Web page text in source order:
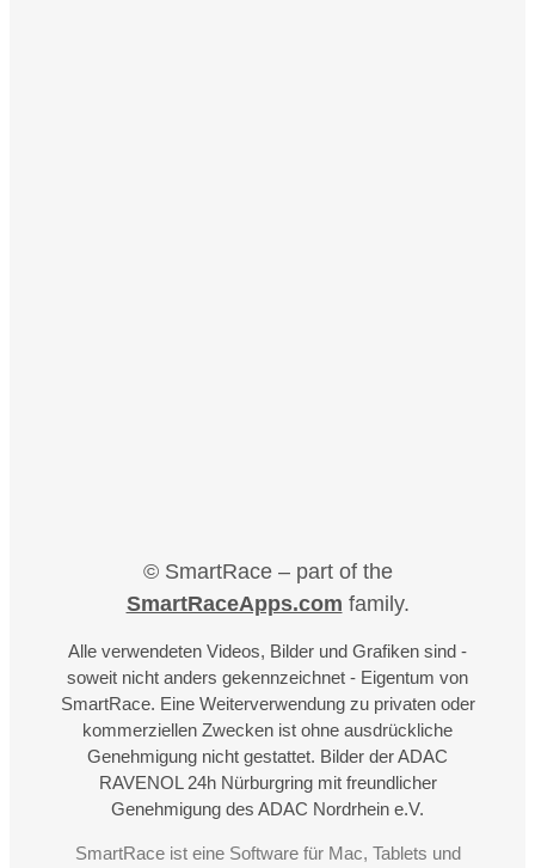
© SmartRace – part of the
SmartRaceApps.com family.
Alle verwendeten Videos, Bilder und Grafiken sind -
soweit nicht anders gekennzeichnet - Eigentum von
SmartRace. Eine Weiterverwendung zu privaten oder
kommerziellen Zwecken ist ohne ausdrückliche
Genehmigung nicht gestattet. Bilder der ADAC
RAVENOL 24h Nürburgring mit freundlicher
Genehmigung des ADAC Nordrhein e.V.
SmartRace ist eine Software für Mac, Tablets und